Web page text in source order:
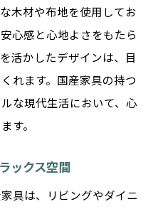
特別な家具体験
田市での継承
市での豊かな暮らし
ップグレードする家具
す贅沢な暮らし
の暖かさと安心感
木材や布地を使用してお
心感と心地よさをもたら
活かしたデザインは、目
れます。国産家具の持つ
な現代生活において、心
す。
ックス空間
具は、リビングやダイニ